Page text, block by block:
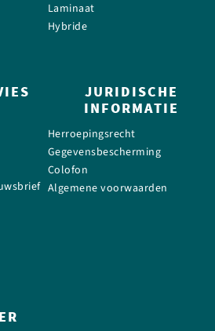
Laminaat
Hybride
JURIDISCHE
INFORMATIE
Herroepingsrecht
Gegevensbescherming
Colofon
Algemene voorwaarden